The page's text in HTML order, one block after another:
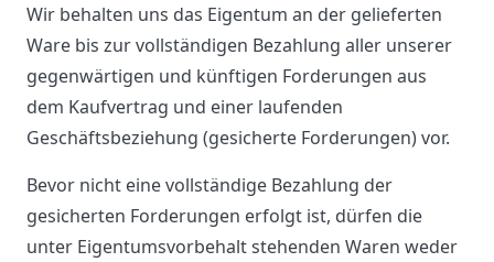
Wir behalten uns das Eigentum an der gelieferten
Ware bis zur vollständigen Bezahlung aller unserer
gegenwärtigen und künftigen Forderungen aus
dem Kaufvertrag und einer laufenden
Geschäftsbeziehung (gesicherte Forderungen) vor.
Bevor nicht eine vollständige Bezahlung der
gesicherten Forderungen erfolgt ist, dürfen die
unter Eigentumsvorbehalt stehenden Waren weder